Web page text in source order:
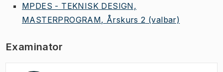
MPDES - TEKNISK DESIGN,
MASTERPROGRAM, Årskurs 2 (valbar)
Examinator